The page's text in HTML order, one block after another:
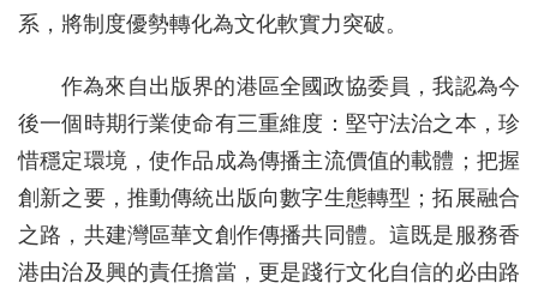
系，將制度優勢轉化為文化軟實力突破。
作為來自出版界的港區全國政協委員，我認為今
後一個時期行業使命有三重維度：堅守法治之本，珍
惜穩定環境，使作品成為傳播主流價值的載體；把握
創新之要，推動傳統出版向數字生態轉型；拓展融合
之路，共建灣區華文創作傳播共同體。這既是服務香
港由治及興的責任擔當，更是踐行文化自信的必由路